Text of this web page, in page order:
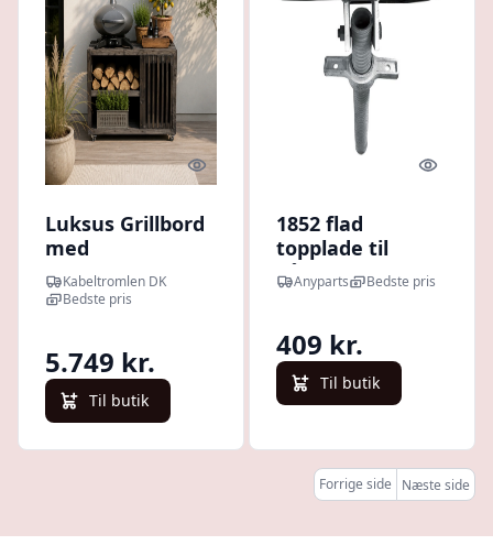
Quick look
Luksus Grillbord
med
Gasflaskeskjuler
| Sortbejdset |
cm
Kabeltromlen DK
Bedste pris
5.749 kr.
Til butik
Quick
1852 flad
topplade til
bådstøtte -
1531166
Anyparts Bedste pris
409 kr.
Til butik
Forrige side Næste side